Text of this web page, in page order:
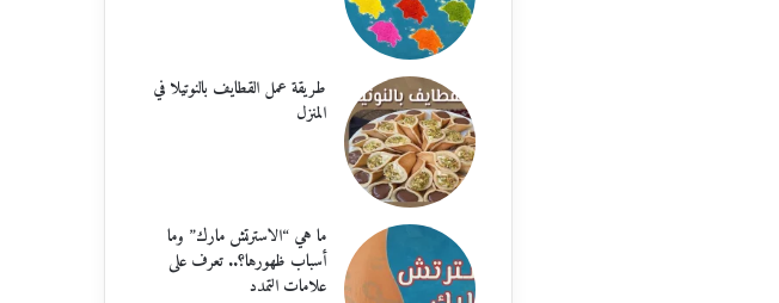
طريقة عمل القطايف بالنوتيلا في
المنزل
ما هي “الاسترتش مارك” وما
أسباب ظهورها؟.. تعرف على
علامات التمدد